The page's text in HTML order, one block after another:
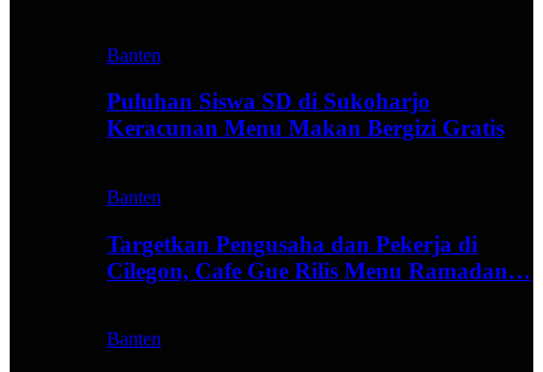
Banten
Puluhan Siswa SD di Sukoharjo
Keracunan Menu Makan Bergizi Gratis
Banten
Targetkan Pengusaha dan Pekerja di
Cilegon, Cafe Gue Rilis Menu Ramadan…
Banten